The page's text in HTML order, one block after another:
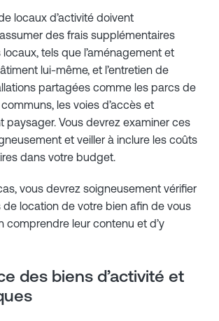
locaux d’activité doivent
des frais supplémentaires
locaux, tels que l’aménagement et
lui-même, et l’entretien de
partagées comme les parcs de
les voies d’accès et
paysager. Vous devrez examiner ces
et veiller à inclure les coûts
dans votre budget.
vous devrez soigneusement vérifier
location de votre bien afin de vous
comprendre leur contenu et d’y
des biens d’activité et